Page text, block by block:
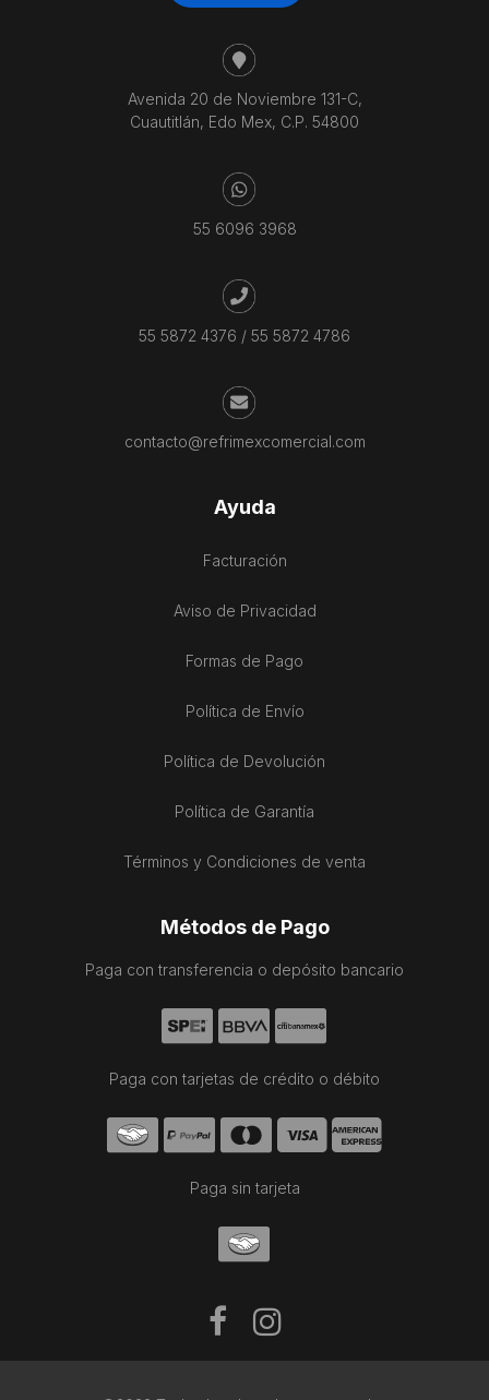
Avenida 20 de Noviembre 131-C,
Cuautitlán, Edo Mex, C.P. 54800
55 6096 3968
55 5872 4376 / 55 5872 4786
contacto@refrimexcomercial.com
Ayuda
Facturación
Aviso de Privacidad
Formas de Pago
Política de Envío
Política de Devolución
Política de Garantía
Términos y Condiciones de venta
Métodos de Pago
Paga con transferencia o depósito bancario
Paga con tarjetas de crédito o débito
Paga sin tarjeta